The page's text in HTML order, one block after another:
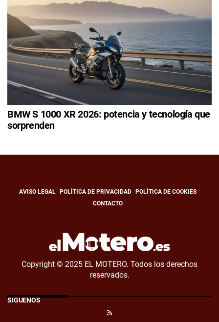
BMW S 1000 XR 2026: potencia y tecnología que
sorprenden
AVISO LEGAL POLÍTICA DE PRIVACIDAD
POLÍTICA DE COOKIES
CONTACTO
Copyright © 2025 EL MOTERO. Todos los derechos
reservados.
SÍGUENOS